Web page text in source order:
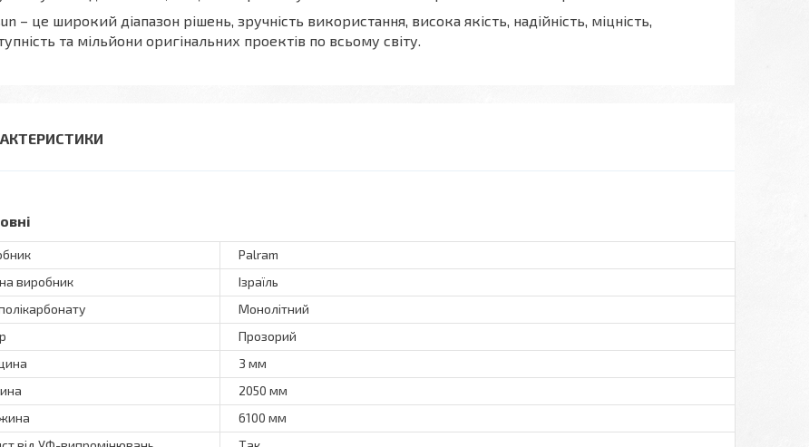
– це широкий діапазон рішень, зручність використання, висока якість, надійність, міцність,
та мільйони оригінальних проектів по всьому світу.
Palram
виробник
Ізраїль
Монолітний
Прозорий
3 мм
2050 мм
6100 мм